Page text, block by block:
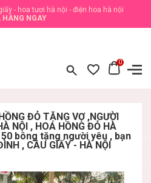
- hoa tươi hà nội - điện hoa hà nội
HÀNG NGAY
0
ĐỎ TẶNG VỢ ,NGƯỜI
NỘI , HOA HỒNG ĐỎ HÀ
bông tặng người yêu , bạn
, CẦU GIẤY - HÀ NỘI